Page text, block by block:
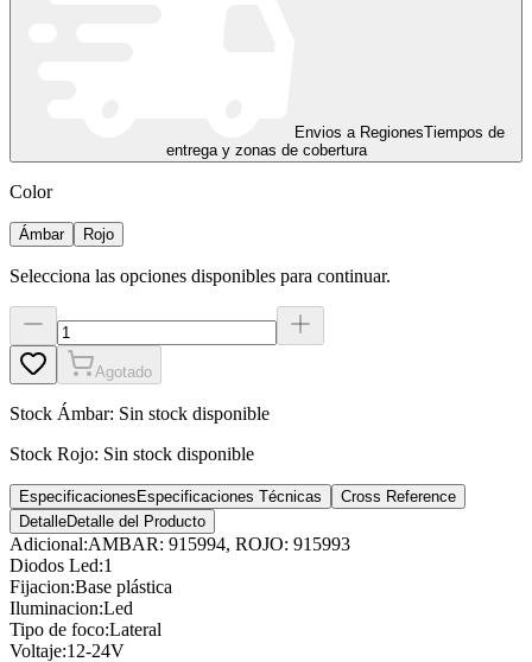
Envios a RegionesTiempos de
entrega y zonas de cobertura
Color
Ámbar Rojo
Selecciona las opciones disponibles para continuar.
Agotado
Stock Ámbar: Sin stock disponible
Stock Rojo: Sin stock disponible
Especificaciones Especificaciones Técnicas
Cross Reference
DetalleDetalle del Producto
Adicional:AMBAR: 915994, ROJO: 915993
Diodos Led:1
Fijacion:Base plástica
Iluminacion:Led
Tipo de foco:Lateral
Voltaje:12-24V